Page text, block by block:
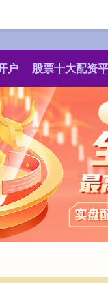
户 股票十大配资